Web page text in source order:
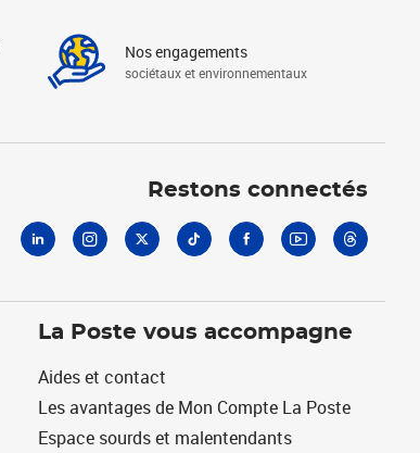
Nos engagements
sociétaux et environnementaux
Restons connectés
La Poste vous accompagne
Aides et contact
Les avantages de Mon Compte La Poste
Espace sourds et malentendants